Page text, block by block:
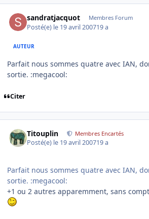
sandratjacquot Membres Forum
Posté(e) le 19 avril 200719 a
AUTEUR
Parfait nous sommes quatre avec IAN,
sortie. :megacool:
Citer
Titouplin Membres Encartés
Posté(e) le 19 avril 200719 a
Parfait nous sommes quatre avec IAN,
sortie. :megacool:
+1 ou 2 autres apparemment, sans